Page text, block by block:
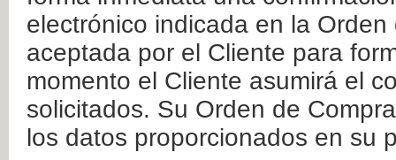
electrónico indicada en la
aceptada por el Cliente para
momento el Cliente asumirá el
solicitados. Su Orden de
los datos proporcionados en su